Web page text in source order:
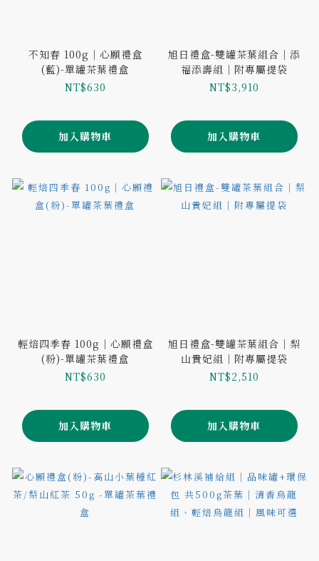
不知春 100g｜心願禮盒
(藍)-單罐茶葉禮盒
NT$630
加入購物車
旭日禮盒-雙罐茶葉組合｜添
福添壽組｜附專屬提袋
NT$3,910
加入購物車
輕焙四季春 100g｜心願禮盒
(粉)-單罐茶葉禮盒
NT$630
加入購物車
旭日禮盒-雙罐茶葉組合｜梨
山貴妃組｜附專屬提袋
NT$2,510
加入購物車